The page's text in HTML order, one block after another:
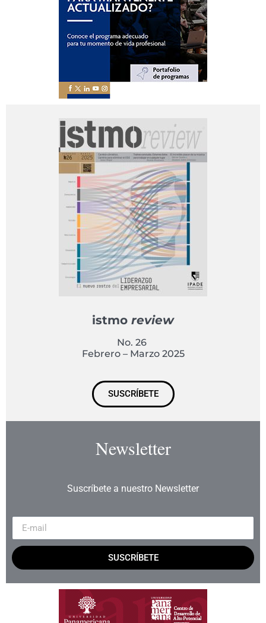
istmo review
No. 26
Febrero – Marzo 2025
SUSCRÍBETE
Newsletter
Suscríbete a nuestro Newsletter
SUSCRÍBETE